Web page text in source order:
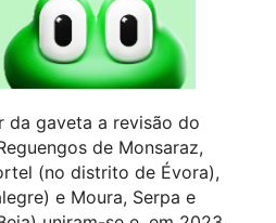
da gaveta a revisão do
de Monsaraz,
(no distrito de Évora),
e Moura, Serpa e